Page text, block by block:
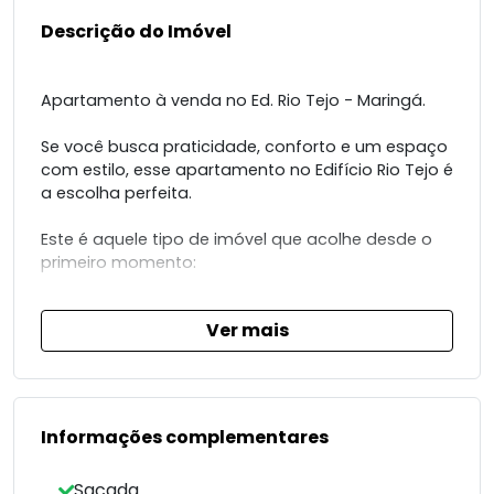
Descrição do Imóvel
Apartamento à venda no Ed. Rio Tejo - Maringá.
Se você busca praticidade, conforto e um espaço
com estilo, esse apartamento no Edifício Rio Tejo é
a escolha perfeita.
Este é aquele tipo de imóvel que acolhe desde o
primeiro momento:
(Imagens ilustrativas, o imóvel não possui mobília)
2 dormitórios (sendo 1 suíte)
Banheiro social
Sala de estar aconchegante
Cozinha americana integrada
Área de serviço funcional
Ver mais
Informações complementares